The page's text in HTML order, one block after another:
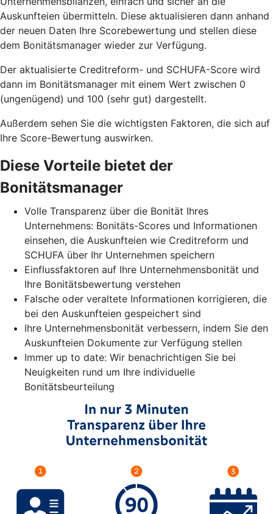
Auskunfteien übermitteln. Diese aktualisieren dann anhand
der neuen Daten Ihre Scorebewertung und stellen diese
dem Bonitätsmanager wieder zur Verfügung.
Der aktualisierte Creditreform- und SCHUFA-Score wird
dann im Bonitätsmanager mit einem Wert zwischen 0
(ungenügend) und 100 (sehr gut) dargestellt.
Außerdem sehen Sie die wichtigsten Faktoren, die sich auf
Ihre Score-Bewertung auswirken.
Diese Vorteile bietet der
Bonitätsmanager
Volle Transparenz über die Bonität Ihres
Unternehmens: Bonitäts-Scores und Informationen
einsehen, die Auskunfteien wie Creditreform und
SCHUFA über Ihr Unternehmen speichern
Einflussfaktoren auf Ihre Unternehmensbonität und
Ihre Bonitätsbewertung verstehen
Falsche oder veraltete Informationen korrigieren, die
bei den Auskunfteien gespeichert sind
Ihre Unternehmensbonität verbessern, indem Sie den
Auskunfteien Dokumente zur Verfügung stellen
Immer up to date: Wir benachrichtigen Sie bei
Neuigkeiten rund um Ihre individuelle
Bonitätsbeurteilung